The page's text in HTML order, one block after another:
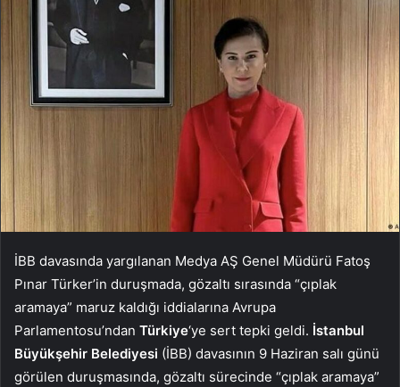
İBB davasında yargılanan Medya AŞ Genel Müdürü Fatoş
Pınar Türker’in duruşmada, gözaltı sırasında “çıplak
aramaya” maruz kaldığı iddialarına Avrupa
Parlamentosu’ndan Türkiye‘ye sert tepki geldi. İstanbul
Büyükşehir Belediyesi (İBB) davasının 9 Haziran salı günü
görülen duruşmasında, gözaltı sürecinde “çıplak aramaya”